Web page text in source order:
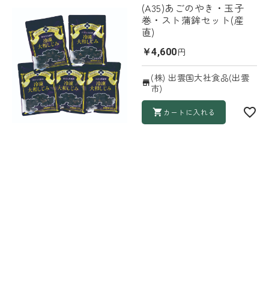
(A35)あごのやき・玉子
巻・スト蒲鉾セット(産
直)
￥4,600円
(株) 出雲国大社食品(出雲
市)
カートに入れる